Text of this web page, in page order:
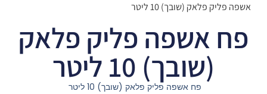
אשפה פליק פלאק (שובך) 10 ליטר
פח אשפה פליק פלאק
(שובך) 10 ליטר
פח אשפה פליק פלאק (שובך) 10 ליטר